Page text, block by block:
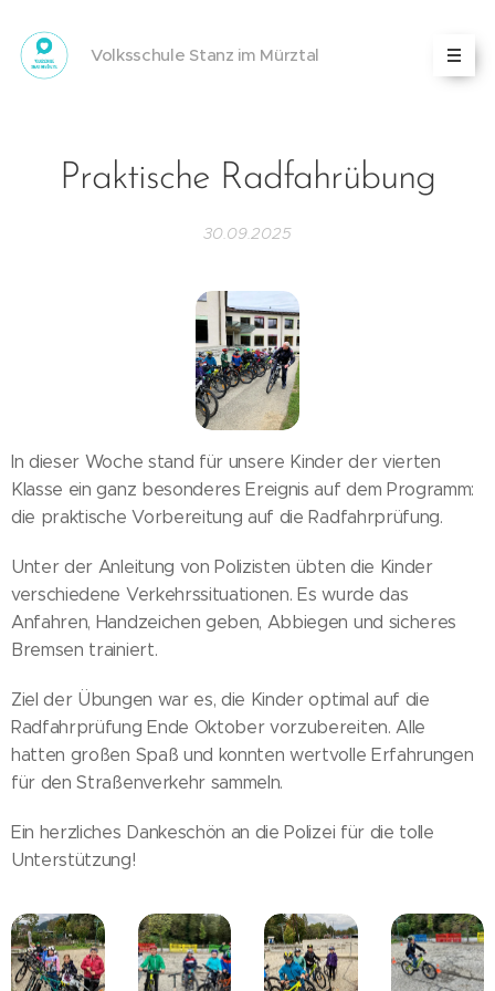
Volksschule Stanz im Mürztal
Praktische Radfahrübung
30.09.2025
In dieser Woche stand für unsere Kinder der vierten
Klasse ein ganz besonderes Ereignis auf dem Programm:
die praktische Vorbereitung auf die Radfahrprüfung.
Unter der Anleitung von Polizisten übten die Kinder
verschiedene Verkehrssituationen. Es wurde das
Anfahren, Handzeichen geben, Abbiegen und sicheres
Bremsen trainiert.
Ziel der Übungen war es, die Kinder optimal auf die
Radfahrprüfung Ende Oktober vorzubereiten. Alle
hatten großen Spaß und konnten wertvolle Erfahrungen
für den Straßenverkehr sammeln.
Ein herzliches Dankeschön an die Polizei für die tolle
Unterstützung!